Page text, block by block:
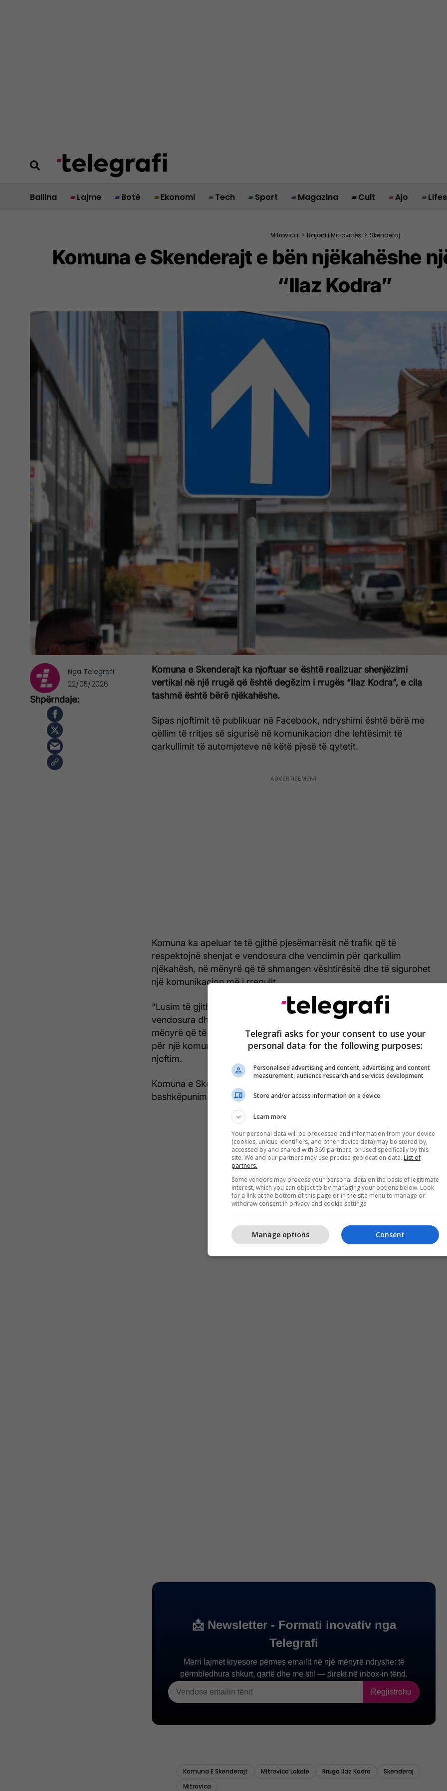
Ballina Lajme Botë Ekonomi Tech Sport Magazina Cult Ajo
Mitrovica > Rajoni i Mitrovicës > Skenderaj
Komuna e Skenderajt e bën njëkahëshe
“Ilaz Kodra”
Komuna e Skenderajt ka njoftuar se është realizuar shenjëzimi
vertikal në një rrugë që është degëzim i rrugës “Ilaz Kodra”, e cila
tashmë është bërë njëkahëshe.
Sipas njoftimit të publikuar në Facebook, ndryshimi është bërë me
qëllim të rritjes së sigurisë në komunikacion dhe lehtësimit të
qarkullimit të automjeteve në këtë pjesë të qytetit.
Komuna ka apeluar te të gjithë pjesëmarrësit në trafik që të
respektojnë shenjat e vendosura dhe vendimin për qarkullim
njëkahësh, në mënyrë që të shmangen vështirësitë dhe të sigurohet
një komunikacion më i rregullt.
“Lusim të gjithë pjesëmarrësit në trafik që të respektojnë shenjat e
vendosura dhe vendimin për qarkullim njëkahësh në këtë rrugë, në
mënyrë që të shmangen vështirësitë dhe të kontribuojmë së bashku
për një komunikacion më të sigurt dhe më të rregullt”, thuhet në
njoftim.
Komuna e Skenderajt ka falënderuar qytetarët për mirëkuptim dhe
bashkëpunim. /
Telegrafi
Nga Telegrafi
22/05/2026
Telegrafi asks for your consent to use your
personal data for the following purposes:
Personalised advertising and content, advertising and content
measurement, audience research and services development
Store and/or access information on a device
Learn more
Your personal data will be processed and information from your device
(cookies, unique identifiers, and other device data) may be stored by,
accessed by and shared with 369 partners, or used specifically by this
site. We and our partners may use precise geolocation data. List of
partners.
Some vendors may process your personal data on the basis of legitimate
interest, which you can object to by managing your options below. Look
for a link at the bottom of this page or in the site menu to manage or
withdraw consent in privacy and cookie settings.
Consent
Manage options